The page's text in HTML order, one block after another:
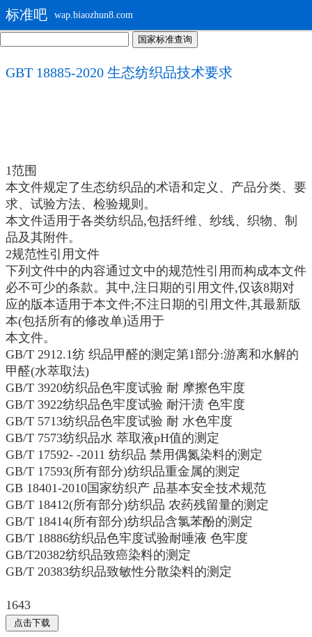
标准吧 wap.biaozhun8.com
GBT 18885-2020 生态纺织品技术要求
1范围
本文件规定了生态纺织品的术语和定义、产品分类、要
求、试验方法、检验规则。
本文件适用于各类纺织品,包括纤维、纱线、织物、制
品及其附件。
2规范性引用文件
下列文件中的内容通过文中的规范性引用而构成本文件
必不可少的条款。其中,注日期的引用文件,仅该8期对
应的版本适用于本文件;不注日期的引用文件,其最新版
本(包括所有的修改单)适用于
本文件。
GB/T 2912.1纺 织品甲醛的测定第1部分:游离和水解的
甲醛(水萃取法)
GB/T 3920纺织品色牢度试验 耐 摩擦色牢度
GB/T 3922纺织品色牢度试验 耐汗渍 色牢度
GB/T 5713纺织品色牢度试验 耐 水色牢度
GB/T 7573纺织品水 萃取液pH值的测定
GB/T 17592- -2011 纺织品 禁用偶氮染料的测定
GB/T 17593(所有部分)纺织品重金属的测定
GB 18401-2010国家纺织产 品基本安全技术规范
GB/T 18412(所有部分)纺织品 农药残留量的测定
GB/T 18414(所有部分)纺织品含氯苯酚的测定
GB/T 18886纺织品色牢度试验耐唾液 色牢度
GB/T20382纺织品致癌染料的测定
GB/T 20383纺织品致敏性分散染料的测定
1643